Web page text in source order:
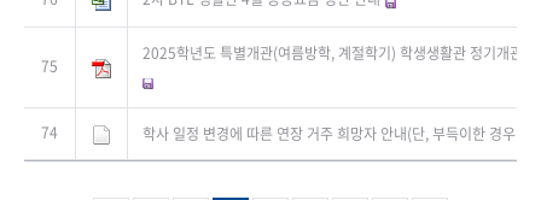
75
2025학년도 특별개관(여름방학, 계절학기) 학생생활관 정기개관
74 학사 일정 변경에 따른 연장 거주 희망자 안내(단, 부득이한 경우만